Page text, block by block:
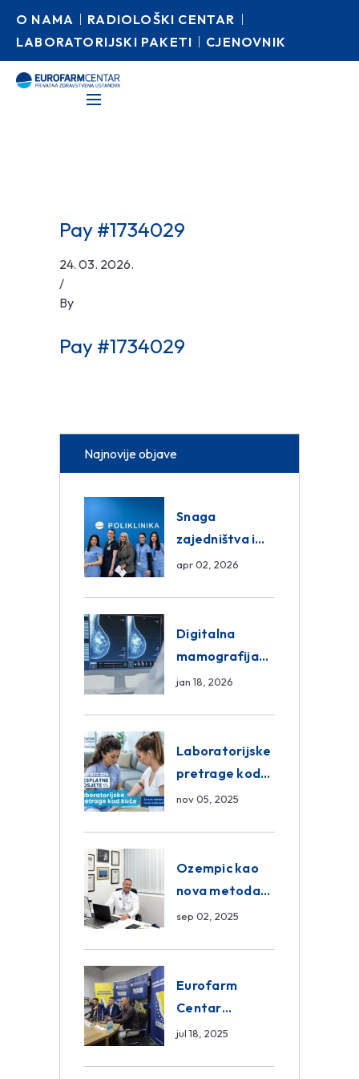
O NAMA
RADIOLOŠKI CENTAR
LABORATORIJSKI PAKETI
CJENOVNIK
Pay #1734029
24. 03. 2026.
/
By
Pay #1734029
Najnovije objave
Snaga
zajedništva i
razmjena
Group
apr 02, 2026
Digitalna
mamografija
Sarajevo –
Centar
Poliklinika
jan 18, 2026
Laboratorijske
pretrage kod
kuće – novo u
Poliklinici
nov 05, 2025
Ozempic kao
nova metoda
mršavljenja: da
sep 02, 2025
Eurofarm
Centar
Poliklinika i
jul 18, 2025